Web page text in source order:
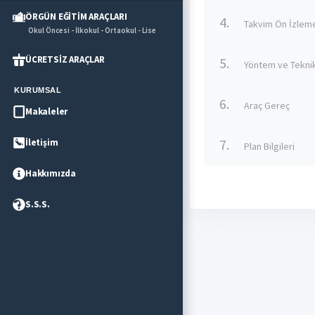
ÖRGÜN EĞİTİM ARAÇLARI
Okul Öncesi - İlkokul - Ortaokul - Lise
ÜCRETSİZ ARAÇLAR
KURUMSAL
Makaleler
İletişim
Hakkımızda
S.S.S.
4. Takvim Ön
5. Yöntem ve
6. Araç Gereç
7. Plan Bilgileri